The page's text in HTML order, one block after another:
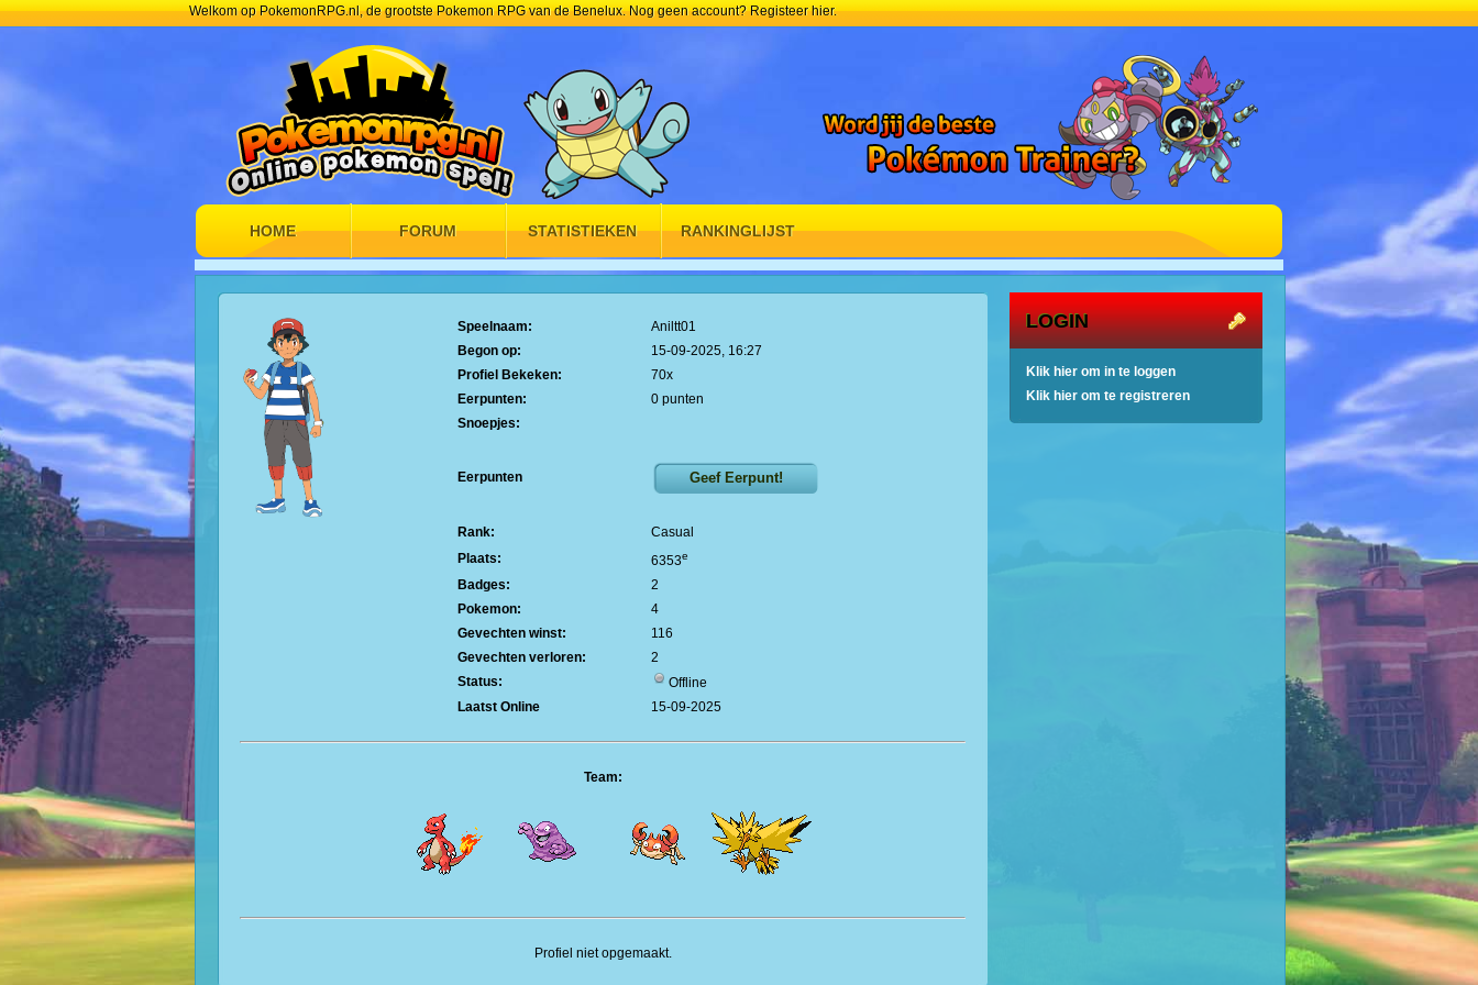
Welkom op PokemonRPG.nl, de grootste Pokemon RPG van de Benelux. Nog geen account?Registeer hier.
HOME FORUM STATISTIEKEN RANKINGLIJST
Speelnaam:
Aniltt01
Begon op:
15-09-2025, 16:27
Profiel Bekeken:
70x
Eerpunten:
0 punten
Snoepjes:
Eerpunten
Rank:
Casual
Plaats:
6353e
Badges:
2
Pokemon:
4
Gevechten winst:
116
Gevechten verloren:
2
Status:
Offline
Laatst Online
15-09-2025
Team:
Profiel niet opgemaakt.
LOGIN
Klik hier om in te loggen
Klik hier om te registreren